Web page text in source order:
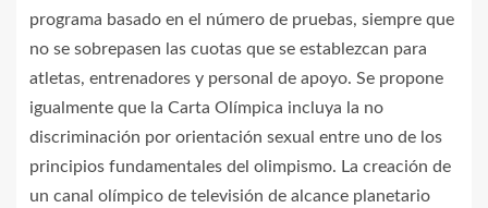
programa basado en el número de pruebas, siempre que
no se sobrepasen las cuotas que se establezcan para
atletas, entrenadores y personal de apoyo. Se propone
igualmente que la Carta Olímpica incluya la no
discriminación por orientación sexual entre uno de los
principios fundamentales del olimpismo. La creación de
un canal olímpico de televisión de alcance planetario